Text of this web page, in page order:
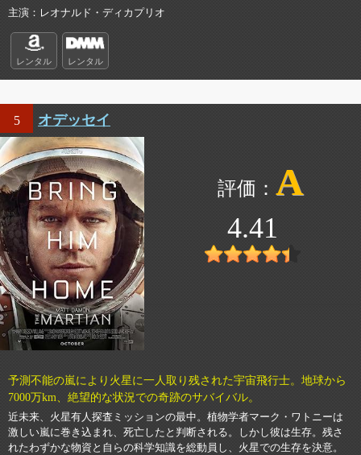
主演
レオナルド・ディカプリオ
レンタル レンタル
5 オデッセイ
A
4.41
予測不能の嵐により火星に一人取り残された宇宙飛行士。地球から
7000万km、絶望的な状況での奇跡のサバイバル。
近未来、火星有人探査ミッションの最中。植物学者マーク・ワトニーは
激しい嵐に巻き込まれ、死亡したと判断される。しかし彼は生存。残さ
れたわずかな物資と自らの科学知識を総動員し、火星での生存を決意。